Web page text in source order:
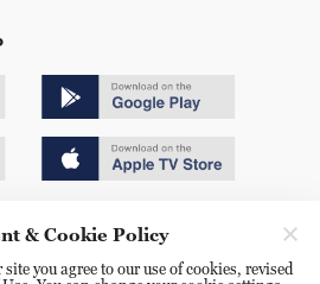
& Cookie Policy
you agree to our use of cookies, revised